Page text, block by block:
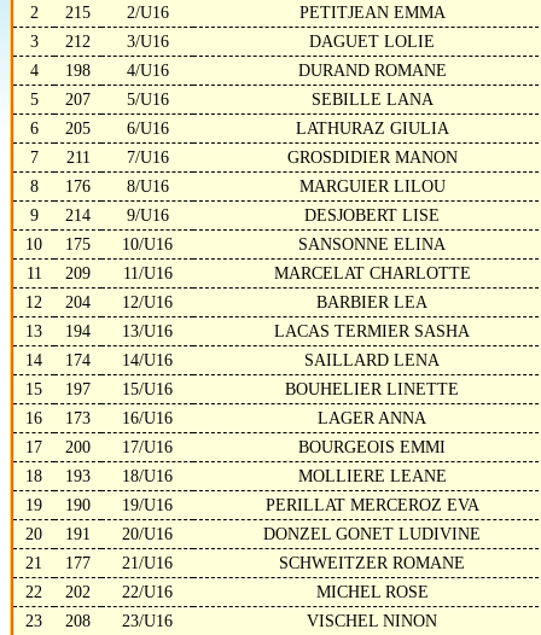
2
215 2/U16
PETITJEAN EMMA
3
212 3/U16
DAGUET LOLIE
4
198 4/U16
DURAND ROMANE
5
207 5/U16
SEBILLE LANA
6
205 6/U16
LATHURAZ GIULIA
7
211 7/U16
GROSDIDIER MANON
8
176 8/U16
MARGUIER LILOU
9
214 9/U16
DESJOBERT LISE
10
175 10/U16
SANSONNE ELINA
11
209 11/U16
MARCELAT CHARLOTTE
12
204 12/U16
BARBIER LEA
13
194 13/U16
LACAS TERMIER SASHA
14
174 14/U16
SAILLARD LENA
15
197 15/U16
BOUHELIER LINETTE
16
173 16/U16
LAGER ANNA
17
200 17/U16
BOURGEOIS EMMI
18
193 18/U16
MOLLIERE LEANE
19
190 19/U16
PERILLAT MERCEROZ EVA
20
191 20/U16
DONZEL GONET LUDIVINE
21
177 21/U16
SCHWEITZER ROMANE
22
202 22/U16
MICHEL ROSE
23
208 23/U16
VISCHEL NINON